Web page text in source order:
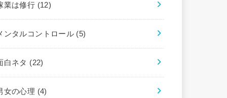
業は修行 (12)
ンタルコントロール (5)
白ネタ (22)
女の心理 (4)